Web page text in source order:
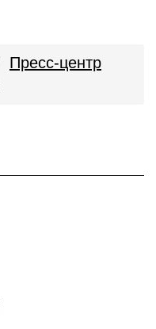
Пресс-центр